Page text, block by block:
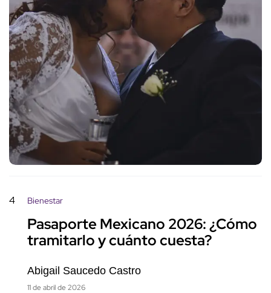
4 Bienestar
Pasaporte Mexicano 2026: ¿Cómo
tramitarlo y cuánto cuesta?
Abigail Saucedo Castro
11 de abril de 2026